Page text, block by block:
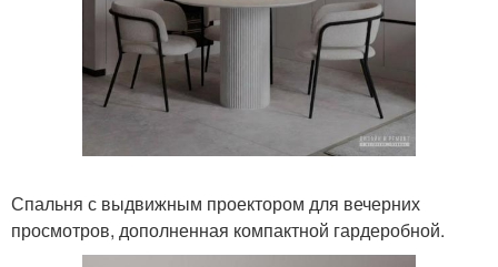
Спальня с выдвижным проектором для вечерних
просмотров, дополненная компактной гардеробной.